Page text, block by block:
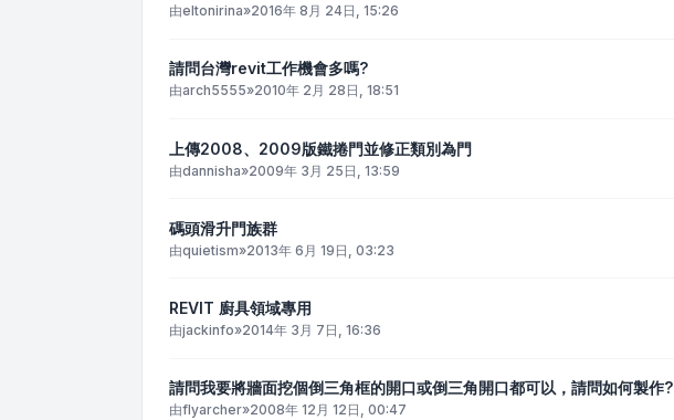
由eltonirina»2016年 8月 24日, 15:26
請問台灣revit工作機會多嗎?
由arch5555»2010年 2月 28日, 18:51
上傳2008、2009版鐵捲門並修正類別為門
由dannisha»2009年 3月 25日, 13:59
碼頭滑升門族群
由quietism»2013年 6月 19日, 03:23
REVIT 廚具領域專用
由jackinfo»2014年 3月 7日, 16:36
請問我要將牆面挖個倒三角框的開口或倒三角開口都可以，請問如何製作?
由flyarcher»2008年 12月 12日, 00:47